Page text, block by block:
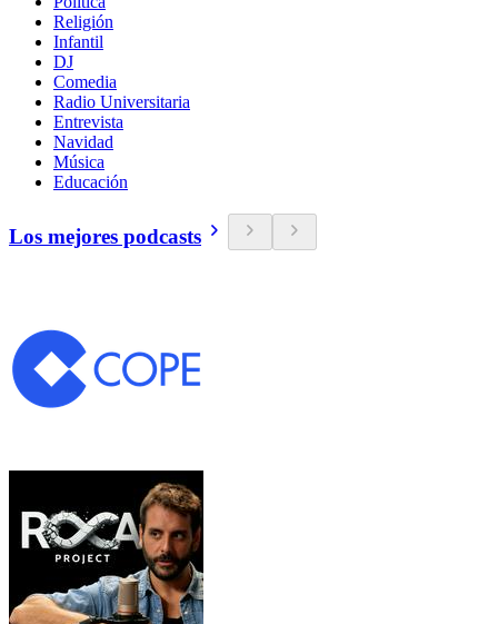
Religión
Infantil
DJ
Comedia
Radio Universitaria
Entrevista
Navidad
Música
Educación
Los mejores podcasts